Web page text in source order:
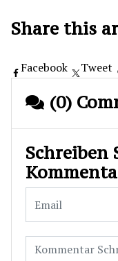
Share this
Facebook Tweet
(0)
Schreiben